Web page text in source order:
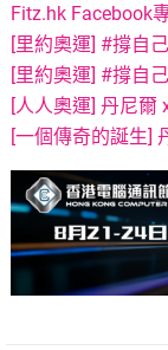
Fitz.hk Facebook
[里約奧運] #撐自
[里約奧運] #撐自
[人人奧運] 丹尼爾
[一個傳奇的誕生]